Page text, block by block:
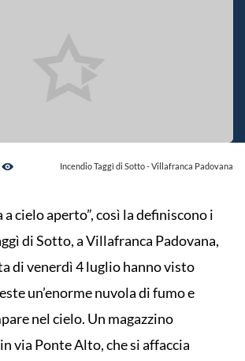
Incendio Taggì di Sotto - Villafranca Padovana
a cielo aperto”, così la definiscono i
di Sotto, a Villafranca Padovana,
di venerdì 4 luglio hanno visto
un’enorme nuvola di fumo e
nel cielo. Un magazzino
via Ponte Alto, che si affaccia